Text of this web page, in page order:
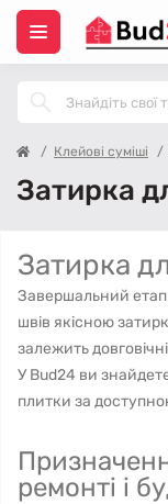
Клейові суміші
Затирка
Затирка
Завершальний
швів якісною
залежить
У Bud24 ви
плитки за
ремонті і